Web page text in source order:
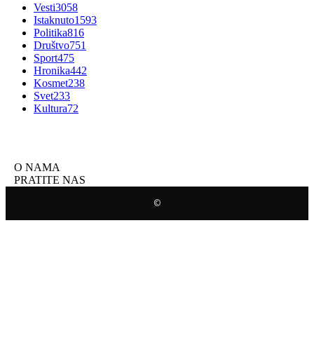
Vesti3058
Istaknuto1593
Politika816
Društvo751
Sport475
Hronika442
Kosmet238
Svet233
Kultura72
O NAMA
PRATITE NAS
©